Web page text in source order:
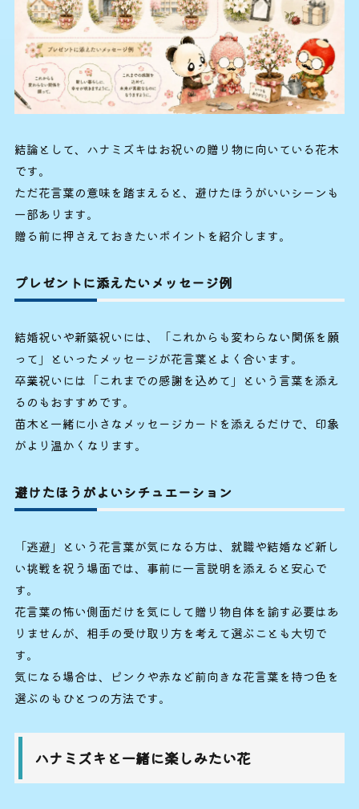
結論として、ハナミズキはお祝いの贈り物に向いている花木
です。
ただ花言葉の意味を踏まえると、避けたほうがいいシーンも
一部あります。
贈る前に押さえておきたいポイントを紹介します。
プレゼントに添えたいメッセージ例
結婚祝いや新築祝いには、「これからも変わらない関係を願
って」といったメッセージが花言葉とよく合います。
卒業祝いには「これまでの感謝を込めて」という言葉を添え
るのもおすすめです。
苗木と一緒に小さなメッセージカードを添えるだけで、印象
がより温かくなります。
避けたほうがよいシチュエーション
「逃避」という花言葉が気になる方は、就職や結婚など新し
い挑戦を祝う場面では、事前に一言説明を添えると安心で
す。
花言葉の怖い側面だけを気にして贈り物自体を諭す必要はあ
りませんが、相手の受け取り方を考えて選ぶことも大切で
す。
気になる場合は、ピンクや赤など前向きな花言葉を持つ色を
選ぶのもひとつの方法です。
ハナミズキと一緒に楽しみたい花